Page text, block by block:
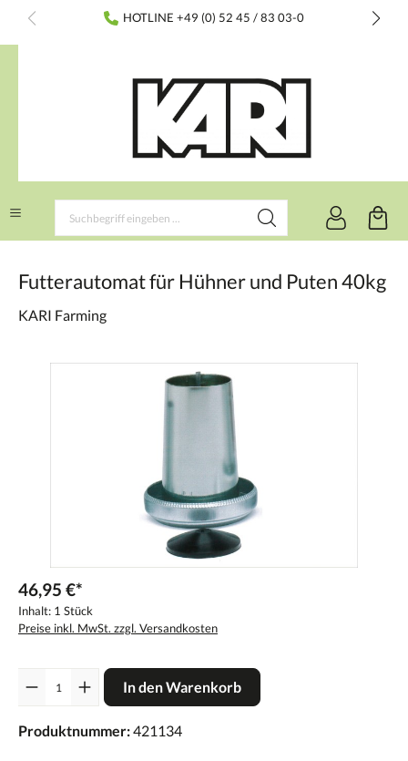
springen HOTLINE +49 (0) 52 45 / 83 03-0
Futterautomat für Hühner und Puten 40kg
KARI Farming
46,95 €*
Inhalt: 1 Stück
Preise inkl. MwSt. zzgl. Versandkosten
In den Warenkorb
Produktnummer:421134